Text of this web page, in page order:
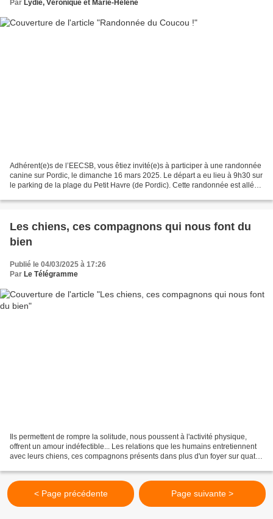
Par Lydie, Véronique et Marie-Hélène
Adhérent(e)s de l’EECSB, vous êtiez invité(e)s à participer à une randonnée
canine sur Pordic, le dimanche 16 mars 2025. Le départ a eu lieu à 9h30 sur
le parking de la plage du Petit Havre (de Pordic). Cette randonnée est allée
Les chiens, ces compagnons qui nous font du
bien
Publié le 04/03/2025 à 17:26
Par Le Télégramme
Ils permettent de rompre la solitude, nous poussent à l'activité physique,
offrent un amour indéfectible... Les relations que les humains entretiennent
avec leurs chiens, ces compagnons présents dans plus d'un foyer sur quatre
< Page précédente Page suivante >